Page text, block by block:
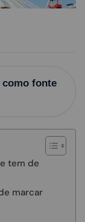
como fonte
tem de
marcar